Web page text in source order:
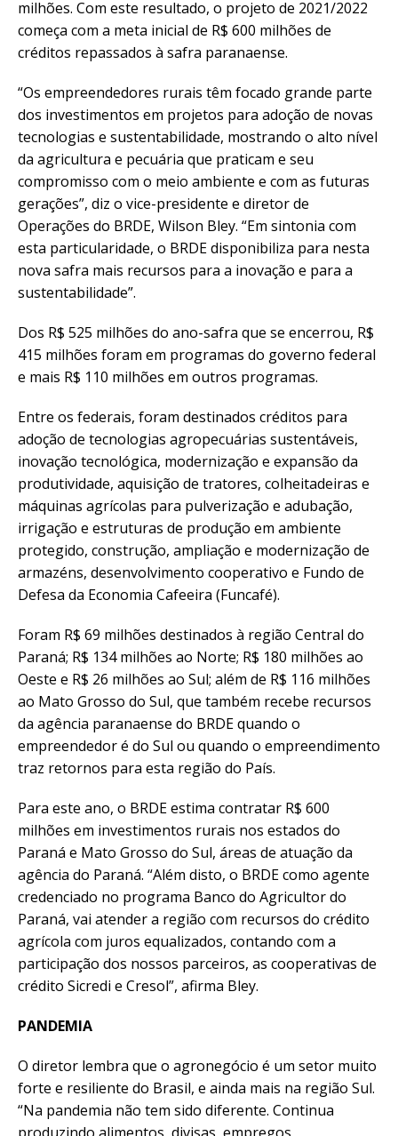
milhões. Com este resultado, o projeto de 2021/2022
começa com a meta inicial de R$ 600 milhões de
créditos repassados à safra paranaense.
“Os empreendedores rurais têm focado grande parte
dos investimentos em projetos para adoção de novas
tecnologias e sustentabilidade, mostrando o alto nível
da agricultura e pecuária que praticam e seu
compromisso com o meio ambiente e com as futuras
gerações”, diz o vice-presidente e diretor de
Operações do BRDE, Wilson Bley. “Em sintonia com
esta particularidade, o BRDE disponibiliza para nesta
nova safra mais recursos para a inovação e para a
sustentabilidade”.
Dos R$ 525 milhões do ano-safra que se encerrou, R$
415 milhões foram em programas do governo federal
e mais R$ 110 milhões em outros programas.
Entre os federais, foram destinados créditos para
adoção de tecnologias agropecuárias sustentáveis,
inovação tecnológica, modernização e expansão da
produtividade, aquisição de tratores, colheitadeiras e
máquinas agrícolas para pulverização e adubação,
irrigação e estruturas de produção em ambiente
protegido, construção, ampliação e modernização de
armazéns, desenvolvimento cooperativo e Fundo de
Defesa da Economia Cafeeira (Funcafé).
Foram R$ 69 milhões destinados à região Central do
Paraná; R$ 134 milhões ao Norte; R$ 180 milhões ao
Oeste e R$ 26 milhões ao Sul; além de R$ 116 milhões
ao Mato Grosso do Sul, que também recebe recursos
da agência paranaense do BRDE quando o
empreendedor é do Sul ou quando o empreendimento
traz retornos para esta região do País.
Para este ano, o BRDE estima contratar R$ 600
milhões em investimentos rurais nos estados do
Paraná e Mato Grosso do Sul, áreas de atuação da
agência do Paraná. “Além disto, o BRDE como agente
credenciado no programa Banco do Agricultor do
Paraná, vai atender a região com recursos do crédito
agrícola com juros equalizados, contando com a
participação dos nossos parceiros, as cooperativas de
crédito Sicredi e Cresol”, afirma Bley.
PANDEMIA
O diretor lembra que o agronegócio é um setor muito
forte e resiliente do Brasil, e ainda mais na região Sul.
“Na pandemia não tem sido diferente. Continua